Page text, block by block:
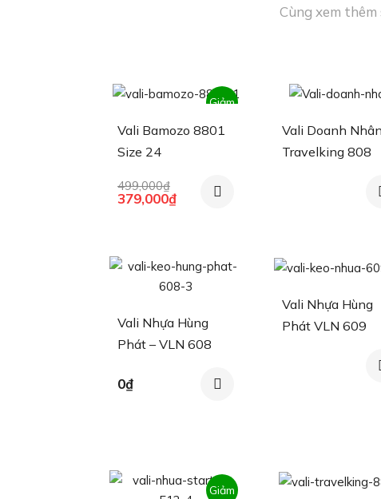
Cùng xem
Giảm
giá!
Vali Bamozo 8801
Size 24
499,000₫
Giá
379,000₫Giá
Vali Doanh Nhân
Travelking 808
Vali Nhựa Hùng
Phát – VLN 608
0₫
Vali Nhựa Hùng
Phát VLN 609
Giảm